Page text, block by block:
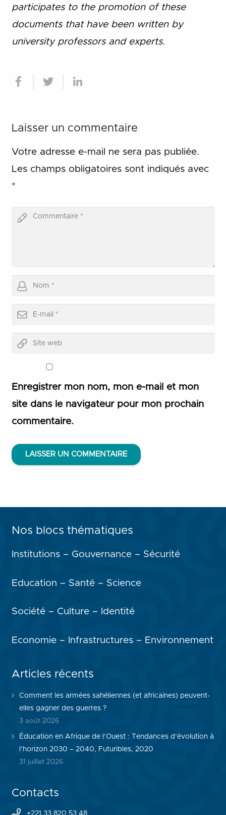
participates to the promotion of these
documents that have been written by
university professors and experts.
Laisser un commentaire
Votre adresse e-mail ne sera pas publiée.
Les champs obligatoires sont indiqués avec
*
Enregistrer mon nom, mon e-mail et mon
site dans le navigateur pour mon prochain
commentaire.
LAISSER UN COMMENTAIRE
Nos blocs thématiques
Institutions – Gouvernance – Sécurité
Education – Santé – Science
Société – Culture – Identité
Economie – Infrastructures – Environnement
Articles récents
Comment les armées sahéliennes (et africaines) peuvent-
elles gagner des guerres ?
3 août 2026
Éducation en Afrique de l’Ouest : Tendances d’évolution à
l’horizon 2030 – 2040, Futuribles, 2020
31 juillet 2026
Contacts
+221 33 820 53 48